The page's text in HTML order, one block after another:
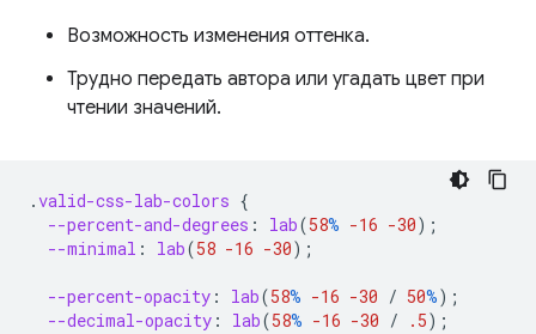
Возможность изменения оттенка.
Трудно передать автора или угадать цвет при
чтении значений.
.valid-css-lab-colors {
--percent-and-degrees : lab(58% -16 -30);
--minimal : lab(58 -16 -30);
--percent-opacity : lab(58% -16 -30 / 50%);
--decimal-opacity : lab(58% -16 -30 / .5);